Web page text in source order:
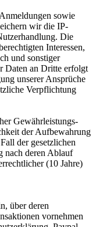
sowie
wir die IP-
Die
Interessen,
und sonstiger
Daten an Dritte erfolgt
unserer Ansprüche
Verpflichtung
Gewährleistungs-
der Aufbewahrung
der gesetzlichen
nach deren Ablauf
(10 Jahre)
über deren
vornehmen